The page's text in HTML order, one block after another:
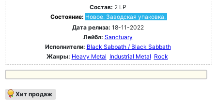
Состав: 2 LP
Состояние: Новое. Заводская упаковка.
Дата релиза: 18-11-2022
Лейбл: Sanctuary
Исполнители: Black Sabbath / Black Sabbath
Жанры: Heavy Metal Industrial Metal Rock
Хит продаж